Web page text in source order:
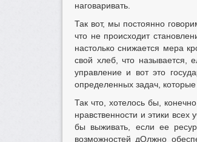
наговаривать.
Так вот, мы постоянно
что не происходит
настолько снижается мера
свой хлеб, что называется,
управление и вот это
определенных задач, которые
Так что, хотелось бы,
нравственности и этики
бы выживать, если ее
возможностей дОлжно